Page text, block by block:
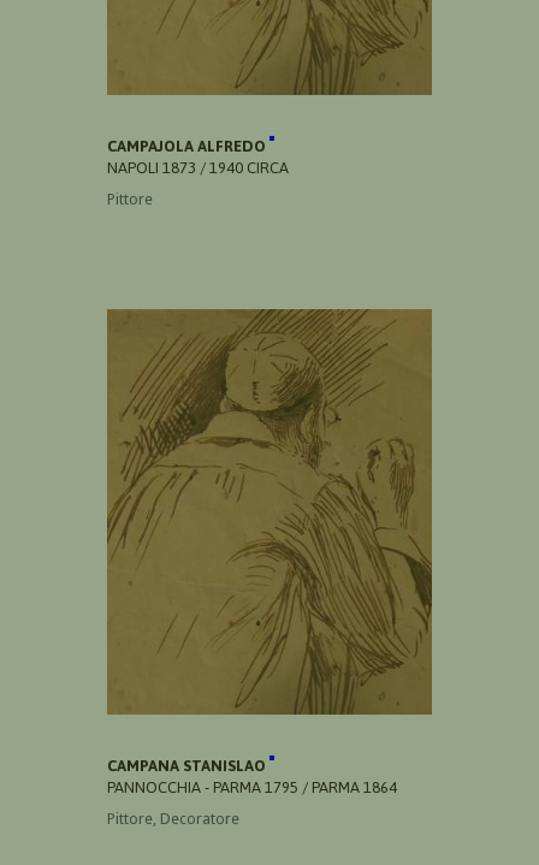
CAMPAJOLA ALFREDO
NAPOLI 1873 / 1940 CIRCA
Pittore
CAMPANA STANISLAO
PANNOCCHIA - PARMA 1795 / PARMA 1864
Pittore, Decoratore